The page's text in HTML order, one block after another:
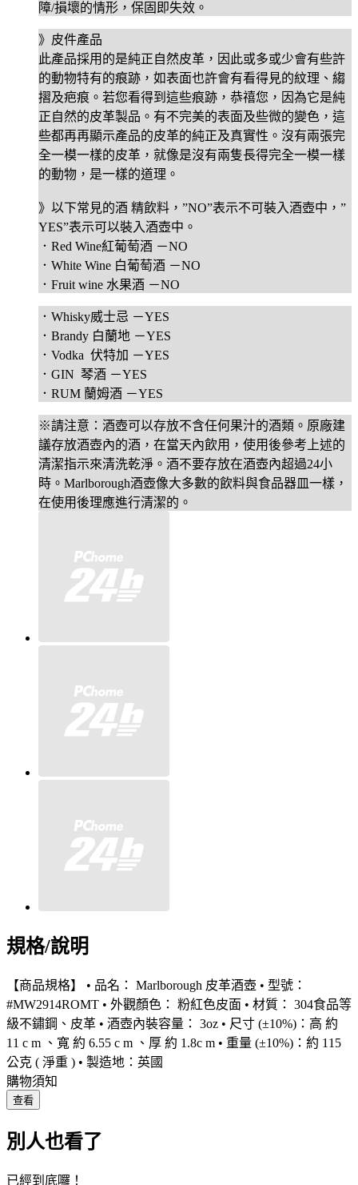
障/損壞的情形，保固即失效。
》皮件產品
此產品採用的是純正自然皮革，因此或多或少會有些許
的動物特有的痕跡，如表面也許會有看得見的紋理、縐
摺及疤痕。若您看得到這些痕跡，恭禧您，因為它是純
正自然的皮革製品。有不完美的表面及些微的變色，這
些都再再顯示產品的皮革的純正及真實性。沒有兩張完
全一模一樣的皮革，就像是沒有兩隻長得完全一模一樣
的動物，是一樣的道理。
》以下常見的酒 精飲料，”NO”表示不可裝入酒壺中，”
YES”表示可以裝入酒壺中。
．Red Wine紅葡萄酒 －NO
．White Wine 白葡萄酒 －NO
．Fruit wine 水果酒 －NO
．Whisky威士忌 －YES
．Brandy 白蘭地 －YES
．Vodka 伏特加 －YES
．GIN 琴酒 －YES
．RUM 蘭姆酒 －YES
※請注意：酒壺可以存放不含任何果汁的酒類。原廠建
議存放酒壺內的酒，在當天內飲用，使用後參考上述的
清潔指示來清洗乾淨。酒不要存放在酒壺內超過24小
時。Marlborough酒壺像大多數的飲料與食品器皿一樣，
在使用後理應進行清潔的。
規格/說明
【商品規格】 • 品名： Marlborough 皮革酒壺 • 型號：
#MW2914ROMT • 外觀顏色： 粉紅色皮面 • 材質： 304食品等
級不鏽鋼、皮革 • 酒壺內裝容量： 3oz • 尺寸 (±10%)：高 約
11 c m 、寬 約 6.55 c m 、厚 約 1.8c m • 重量 (±10%)：約 115
公克 ( 淨重 ) • 製造地：英國
購物須知
查看
別人也看了
已經到底囉！